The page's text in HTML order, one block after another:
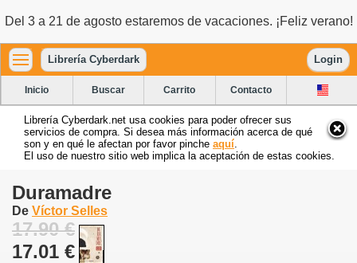
Del 3 a 21 de agosto estaremos de vacaciones. ¡Feliz verano!
Librería Cyberdark Login
Inicio Buscar Carrito Contacto
Librería Cyberdark.net usa cookies para poder ofrecer sus
servicios de compra. Si desea más información acerca de qué
son y en qué le afectan por favor pinche aquí
El uso de nuestro sitio web implica la aceptación de estas cookies.
Duramadre
De Víctor Selles
17.90 €
17.01 €